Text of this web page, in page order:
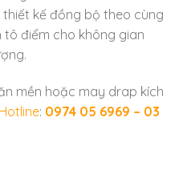
kế đồng bộ theo cùng
điểm cho không gian
mền hoặc may drap kích
Hotline: 0974 05 6969 – 03